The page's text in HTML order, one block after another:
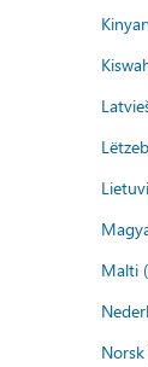
Malti